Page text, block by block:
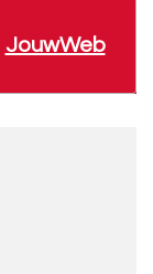
JouwWeb